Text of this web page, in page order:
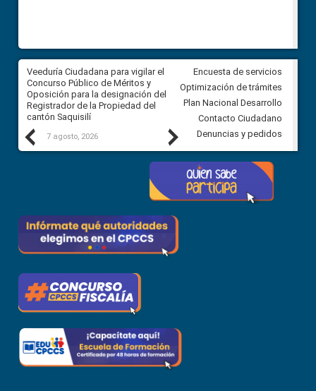
Previous
Veeduría Ciudadana para vigilar el
Concurso Público de Méritos y
Oposición para la designación del
Registrador de la Propiedad del
cantón Saquisilí
7 agosto, 2026
Veeduría Ciudadana para
construcción del asfaltado de
Ballenita del cantón Santa
7 agosto, 2026
Next
Encuesta de servicios
Optimización de trámites
Plan Nacional Desarrollo
Contacto Ciudadano
Denuncias y pedidos